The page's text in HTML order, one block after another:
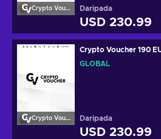
Crypto Voucher Daripada
USD 230.99
Crypto Voucher
Crypto Voucher 190
GLOBAL
Daripada
USD 230.99